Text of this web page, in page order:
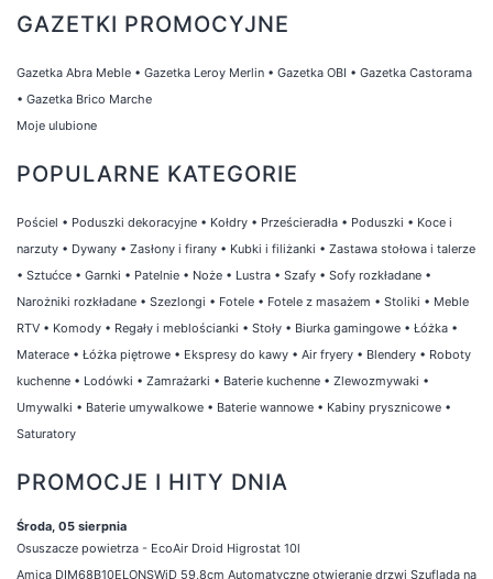
GAZETKI PROMOCYJNE
Gazetka Abra Meble • Gazetka Leroy Merlin • Gazetka OBI • Gazetka Castorama
• Gazetka Brico Marche
Moje ulubione
POPULARNE KATEGORIE
Pościel • Poduszki dekoracyjne • Kołdry • Prześcieradła • Poduszki • Koce i
narzuty • Dywany • Zasłony i firany • Kubki i filiżanki • Zastawa stołowa i talerze
• Sztućce • Garnki • Patelnie • Noże • Lustra • Szafy • Sofy rozkładane •
Narożniki rozkładane • Szezlongi • Fotele • Fotele z masażem • Stoliki • Meble
RTV • Komody • Regały i meblościanki • Stoły • Biurka gamingowe • Łóżka •
Materace • Łóżka piętrowe • Ekspresy do kawy • Air fryery • Blendery • Roboty
kuchenne • Lodówki • Zamrażarki • Baterie kuchenne • Zlewozmywaki •
Umywalki • Baterie umywalkowe • Baterie wannowe • Kabiny prysznicowe •
Saturatory
PROMOCJE I HITY DNIA
Środa, 05 sierpnia
Osuszacze powietrza - EcoAir Droid Higrostat 10l
Amica DIM68B10ELONSWiD 59,8cm Automatyczne otwieranie drzwi Szuflada na